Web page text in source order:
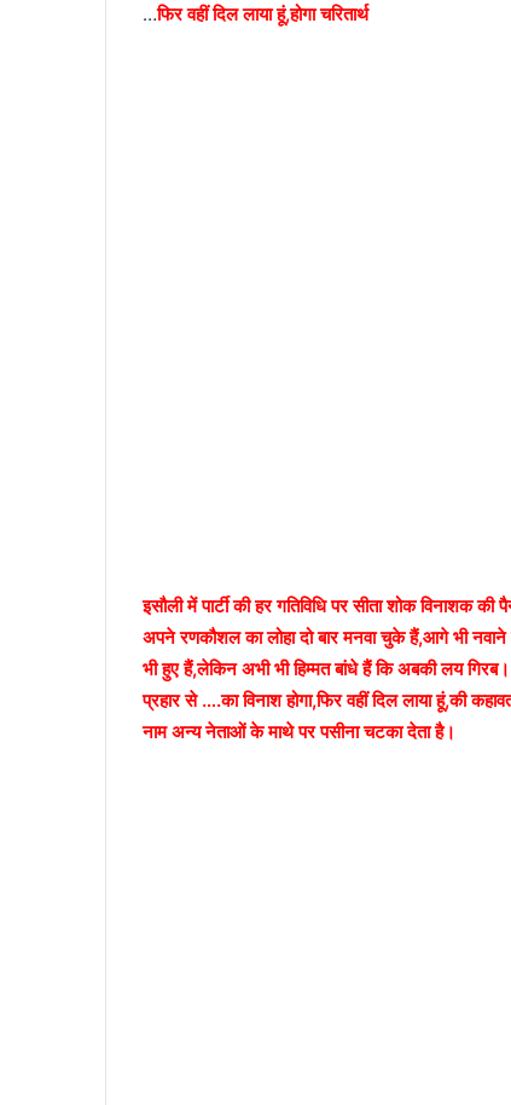
…फिर वहीं दिल लाया हूं,होगा चरितार्थ
इसौली में पार्टी की हर गतिविधि पर सीता शोक विनाशक
अपने रणकौशल का लोहा दो बार मनवा चुके हैं,आगे भी
भी हुए हैं,लेकिन अभी भी हिम्मत बांधे हैं कि अबकी लय
प्रहार से ….का विनाश होगा,फिर वहीं दिल लाया हूं,की
नाम अन्य नेताओं के माथे पर पसीना चटका देता है।